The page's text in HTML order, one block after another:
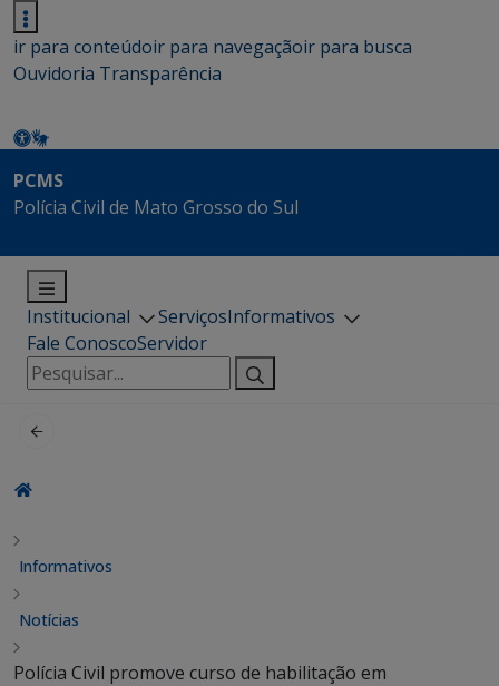
ir para conteúdoir para navegaçãoir para busca
Ouvidoria Transparência
PCMS
Polícia Civil de Mato Grosso do Sul
Institucional ServiçosInformativos
Fale ConoscoServidor
Pesquisar
por:
Informativos
Notícias
Polícia Civil promove curso de habilitação em